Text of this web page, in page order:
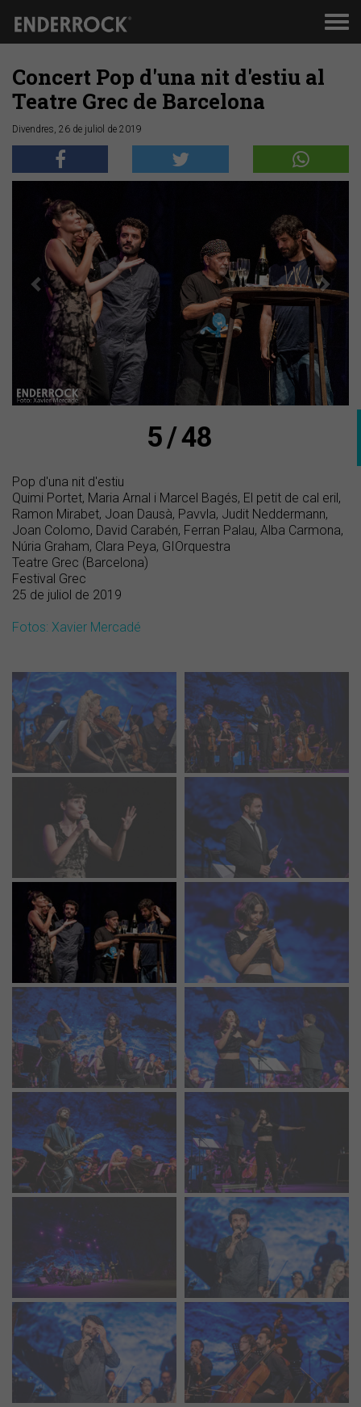
Concert Pop d'una nit d'estiu al
Teatre Grec de Barcelona
Divendres, 26 de juliol de 2019
Anterior
5 / 48
Pop d'una nit d'estiu
Quimi Portet, Maria Arnal i Marcel Bagés, El petit de cal eril,
Ramon Mirabet, Joan Dausà, Pavvla, Judit Neddermann,
Joan Colomo, David Carabén, Ferran Palau, Alba Carmona,
Núria Graham, Clara Peya, GIOrquestra
Teatre Grec (Barcelona)
Festival Grec
25 de juliol de 2019
Fotos: Xavier Mercadé